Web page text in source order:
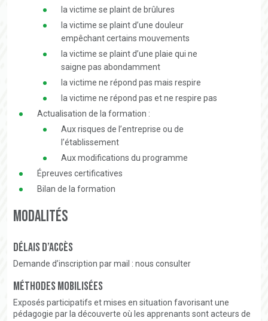
la victime se plaint de brûlures
la victime se plaint d’une douleur
empêchant certains mouvements
la victime se plaint d’une plaie qui ne
saigne pas abondamment
la victime ne répond pas mais respire
la victime ne répond pas et ne respire pas
Actualisation de la formation :
Aux risques de l’entreprise ou de
l’établissement
Aux modifications du programme
Épreuves certificatives
Bilan de la formation
Modalités
Délais d’accès
Demande d’inscription par mail : nous consulter
Méthodes mobilisées
Exposés participatifs et mises en situation favorisant une
pédagogie par la découverte où les apprenants sont acteurs de